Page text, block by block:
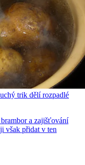
trik dělí rozpadlé
a zajišťování
však přidat v ten